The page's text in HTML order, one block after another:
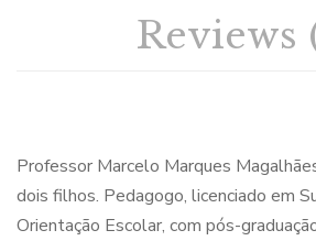
Reviews
Professor Marcelo Marques
dois filhos. Pedagogo, licenciado em
Orientação Escolar, com pós-